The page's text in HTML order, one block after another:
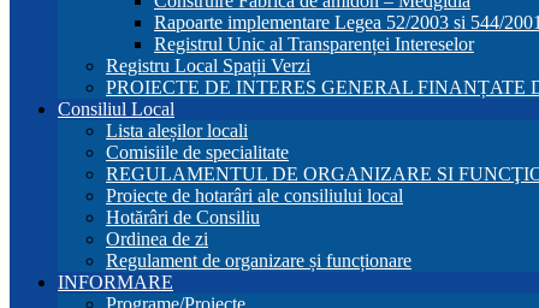
Rapoarte implementare Legea 52/2003 si 544/2001
Registrul Unic al Transparenței Intereselor
Registru Local Spații Verzi
PROIECTE DE INTERES GENERAL
Consiliul Local
Lista aleșilor locali
Comisiile de specialitate
REGULAMENTUL DE ORGANIZARE SI
Proiecte de hotarâri ale consiliului local
Hotărâri de Consiliu
Ordinea de zi
Regulament de organizare și funcționare
INFORMARE
Programe/Proiecte